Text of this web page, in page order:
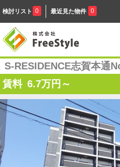
検討リスト 0 最近見た物件 0
S-RESIDENCE志賀本通
賃料 6.7万円～